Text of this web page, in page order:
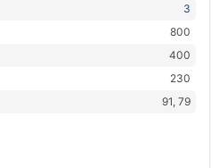
3
800
400
230
91, 79